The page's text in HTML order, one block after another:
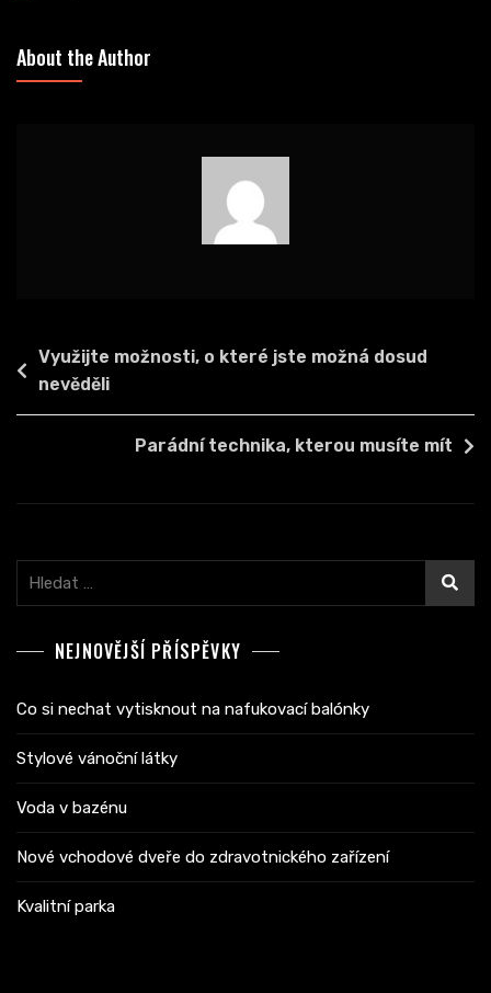
About the Author
Navigace
pro
příspěvek
Využijte možnosti, o které jste možná dosud
nevěděli
Parádní technika, kterou musíte mít
Vyhledávání
NEJNOVĚJŠÍ PŘÍSPĚVKY
Co si nechat vytisknout na nafukovací balónky
Stylové vánoční látky
Voda v bazénu
Nové vchodové dveře do zdravotnického zařízení
Kvalitní parka